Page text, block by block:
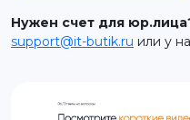
support@it-butik.ru
Нужен счет для
support@it-butik.ru или у